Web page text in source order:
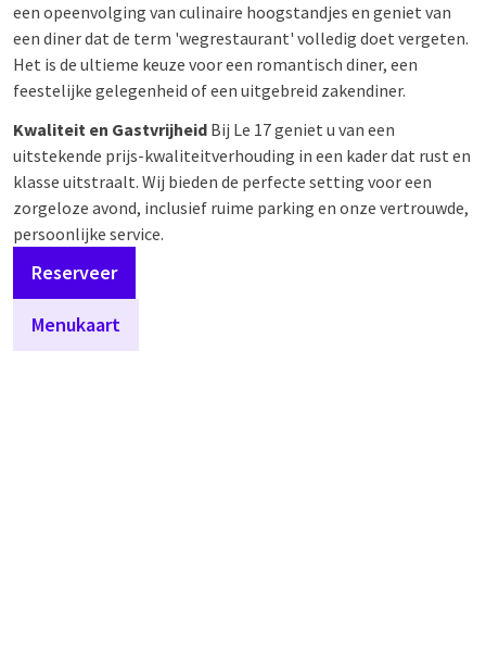
een opeenvolging van culinaire hoogstandjes en geniet van
een diner dat de term 'wegrestaurant' volledig doet vergeten.
Het is de ultieme keuze voor een romantisch diner, een
feestelijke gelegenheid of een uitgebreid zakendiner.
Kwaliteit en Gastvrijheid Bij Le 17 geniet u van een
uitstekende prijs-kwaliteitverhouding in een kader dat rust en
klasse uitstraalt. Wij bieden de perfecte setting voor een
zorgeloze avond, inclusief ruime parking en onze vertrouwde,
persoonlijke service.
Reserveer
Menukaart